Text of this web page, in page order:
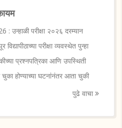
परीक्षा २०२६ दरम्यान
परीक्षा व्यवस्थेत पुन्हा
प्रश्नपत्रिका आणि उपस्थिती
होण्याच्या घटनांनंतर आता चुकी
पुढे वाचा